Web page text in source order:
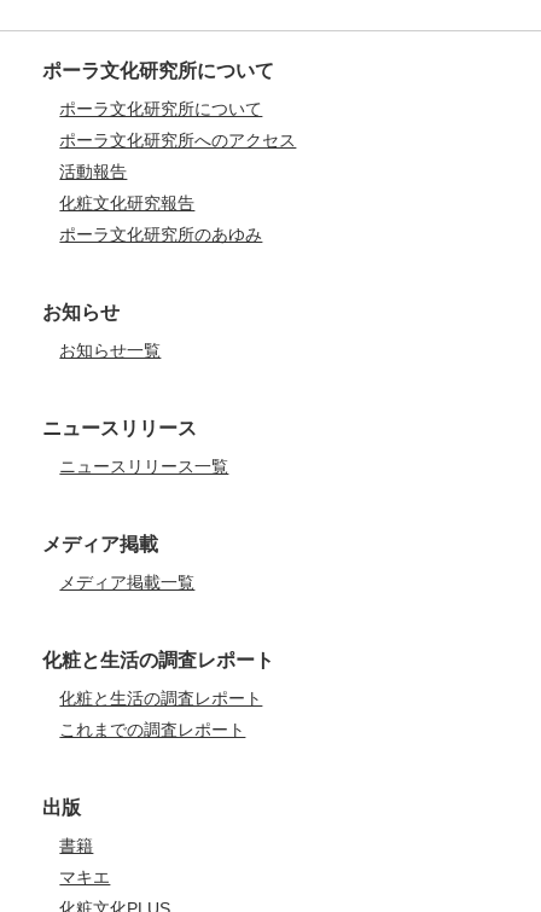
ポーラ文化研究所について
ポーラ文化研究所について
ポーラ文化研究所へのアクセス
活動報告
化粧文化研究報告
ポーラ文化研究所のあゆみ
お知らせ
お知らせ一覧
ニュースリリース
ニュースリリース一覧
メディア掲載
メディア掲載一覧
化粧と生活の調査レポート
化粧と生活の調査レポート
これまでの調査レポート
出版
書籍
マキエ
化粧文化PLUS